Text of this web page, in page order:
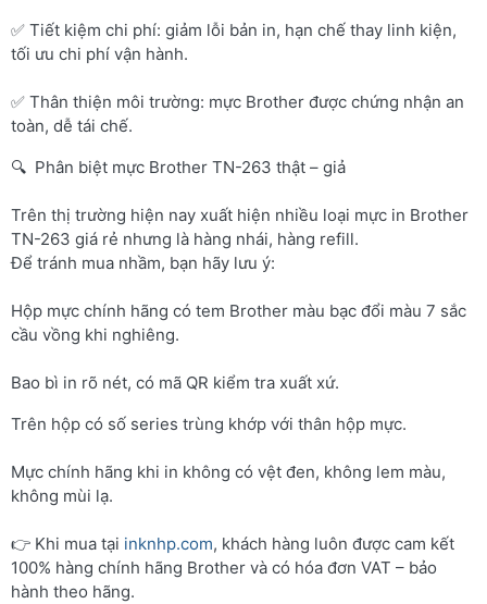
✅ Tiết kiệm chi phí: giảm lỗi bản in, hạn chế thay linh kiện,
tối ưu chi phí vận hành.
✅ Thân thiện môi trường: mực Brother được chứng nhận an
toàn, dễ tái chế.
🔍 Phân biệt mực Brother TN-263 thật – giả
Trên thị trường hiện nay xuất hiện nhiều loại mực in Brother
TN-263 giá rẻ nhưng là hàng nhái, hàng refill.
Để tránh mua nhầm, bạn hãy lưu ý:
Hộp mực chính hãng có tem Brother màu bạc đổi màu 7 sắc
cầu vồng khi nghiêng.
Bao bì in rõ nét, có mã QR kiểm tra xuất xứ.
Trên hộp có số series trùng khớp với thân hộp mực.
Mực chính hãng khi in không có vệt đen, không lem màu,
không mùi lạ.
👉 Khi mua tại inknhp.com, khách hàng luôn được cam kết
100% hàng chính hãng Brother và có hóa đơn VAT – bảo
hành theo hãng.